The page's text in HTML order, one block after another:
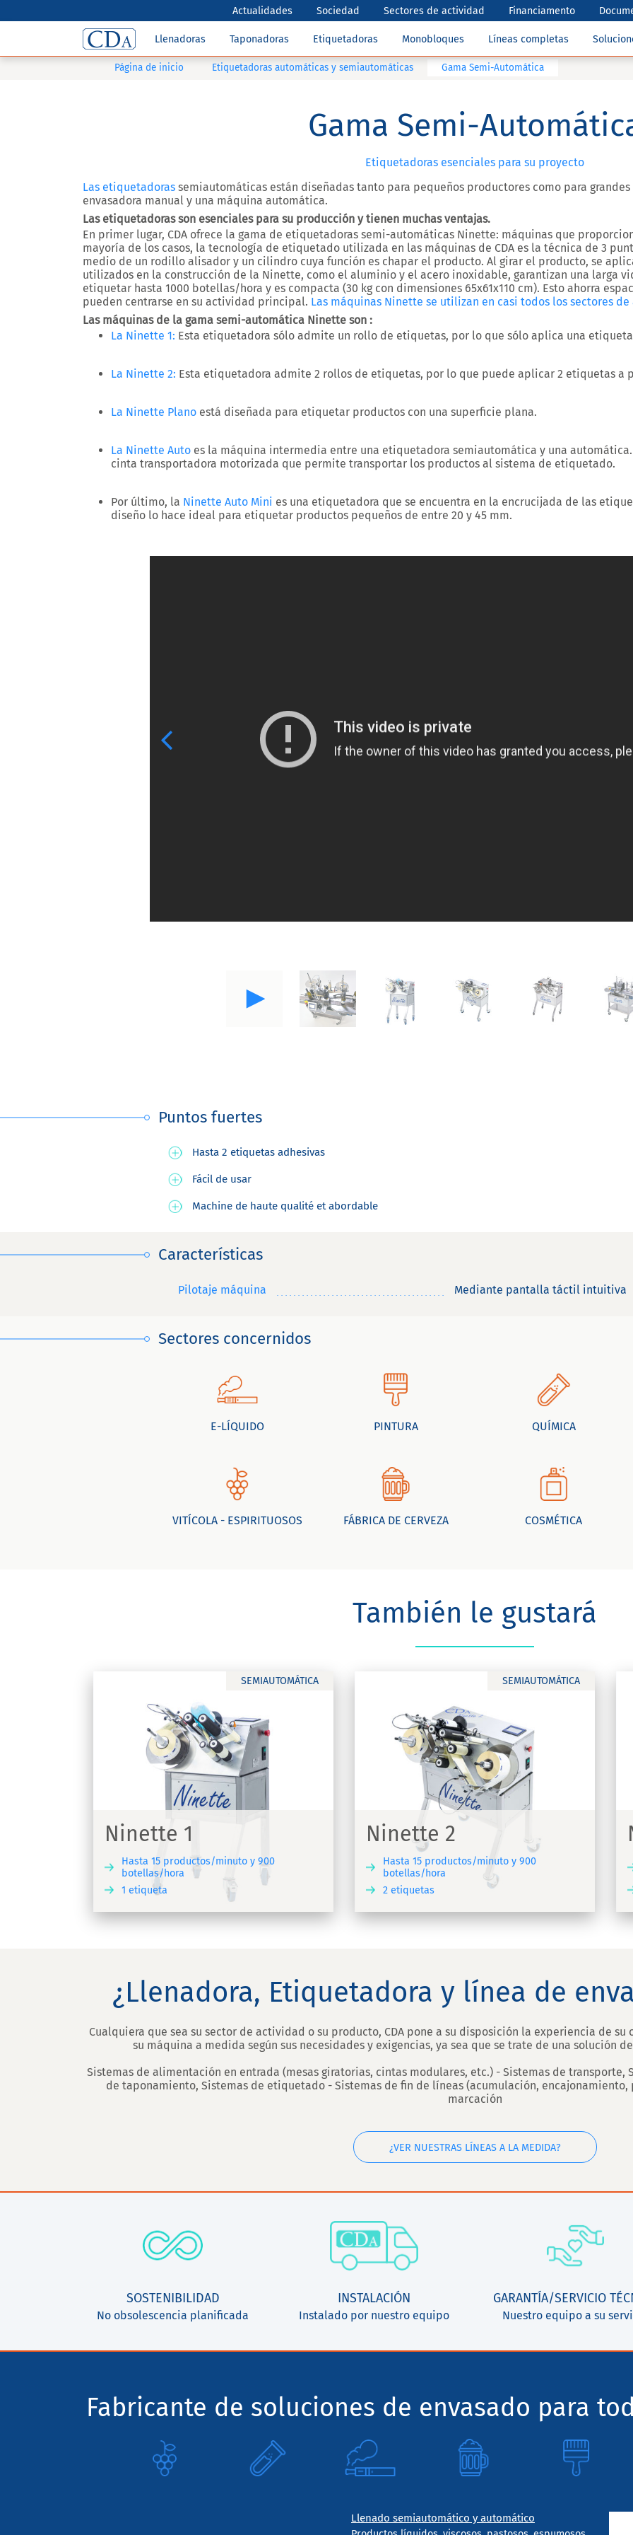
Actualidades Sociedad Sectores de actividad Financiamento
Llenadoras Taponadoras Etiquetadoras Monobloques Líneas completas
Página de inicio Etiquetadoras automáticas y semiautomáticas Gama Semi-Automática
Gama Semi-
Etiquetadoras esenciales para su proyecto
Las etiquetadoras semiautomáticas están diseñadas tanto para pequeños productores como para
envasadora manual y una máquina automática.
Las etiquetadoras son esenciales para su producción y tienen muchas ventajas.
En primer lugar, CDA ofrece la gama de etiquetadoras semi-automáticas Ninette: máquinas que
mayoría de los casos, la tecnología de etiquetado utilizada en las máquinas de CDA es la técnica de 3
medio de un rodillo alisador y un cilindro cuya función es chapar el producto. Al girar el producto, se
utilizados en la construcción de la Ninette, como el aluminio y el acero inoxidable, garantizan una larga
etiquetar hasta 1000 botellas/hora y es compacta (30 kg con dimensiones 65x61x110 cm). Esto ahorra
pueden centrarse en su actividad principal. Las máquinas Ninette se utilizan en casi todos los sectores
Las máquinas de la gama semi-automática Ninette son :
La Ninette 1: Esta etiquetadora sólo admite un rollo de etiquetas, por lo que sólo aplica una
La Ninette 2: Esta etiquetadora admite 2 rollos de etiquetas, por lo que puede aplicar 2 etiquetas a
La Ninette Plano está diseñada para etiquetar productos con una superficie plana.
La Ninette Auto es la máquina intermedia entre una etiquetadora semiautomática y una
cinta transportadora motorizada que permite transportar los productos al sistema de etiquetado.
Por último, la Ninette Auto Mini es una etiquetadora que se encuentra en la encrucijada de las
diseño lo hace ideal para etiquetar productos pequeños de entre 20 y 45 mm.
Previous
Puntos fuertes
Hasta 2 etiquetas adhesivas
Fácil de usar
Machine de haute qualité et abordable
Características
Pilotaje máquina Mediante pantalla táctil intuitiva
Sectores concernidos
E-LÍQUIDO PINTURA QUÍMICA
VITÍCOLA - ESPIRITUOSOS FÁBRICA DE CERVEZA COSMÉTICA
También le gustará
SEMIAUTOMÁTICA
Ninette 1
Hasta 15 productos/minuto y 900
botellas/hora
1 etiqueta
SEMIAUTOMÁTICA
Ninette 2
Hasta 15 productos/minuto y 900
botellas/hora
2 etiquetas
Ninette 2
Máquina etiquetadora semiautomática
Ninette Auto
Máquina de etiquetado para etiquetas
¿Llenadora, Etiquetadora y línea de
Cualquiera que sea su sector de actividad o su producto, CDA pone a su disposición la experiencia de
su máquina a medida según sus necesidades y exigencias, ya sea que se trate de una solución
Sistemas de alimentación en entrada (mesas giratorias, cintas modulares, etc.) - Sistemas de
de taponamiento, Sistemas de etiquetado - Sistemas de fin de líneas (acumulación,
marcación
¿VER NUESTRAS LÍNEAS A LA MEDIDA?
SOSTENIBILIDAD
No obsolescencia planificada
INSTALACIÓN
Instalado por nuestro equipo
GARANTÍA/SERVICIO
Nuestro equipo a su
Fabricante de soluciones de envasado para
Llenado semiautomático y automático